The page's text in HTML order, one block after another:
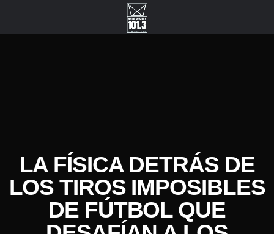
LA FÍSICA DETRÁS DE
LOS TIROS IMPOSIBLES
DE FÚTBOL QUE